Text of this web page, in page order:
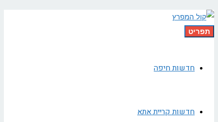
תפריט
חדשות חיפה
חדשות קריית אתא